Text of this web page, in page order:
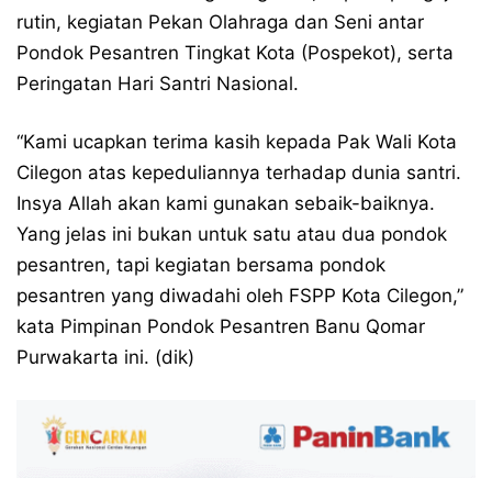
rutin, kegiatan Pekan Olahraga dan Seni antar
Pondok Pesantren Tingkat Kota (Pospekot), serta
Peringatan Hari Santri Nasional.
“Kami ucapkan terima kasih kepada Pak Wali Kota
Cilegon atas kepeduliannya terhadap dunia santri.
Insya Allah akan kami gunakan sebaik-baiknya.
Yang jelas ini bukan untuk satu atau dua pondok
pesantren, tapi kegiatan bersama pondok
pesantren yang diwadahi oleh FSPP Kota Cilegon,”
kata Pimpinan Pondok Pesantren Banu Qomar
Purwakarta ini. (dik)